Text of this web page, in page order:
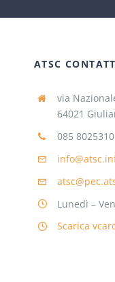
ATSC
via
64021
085 8025310
Lunedì –
Scarica